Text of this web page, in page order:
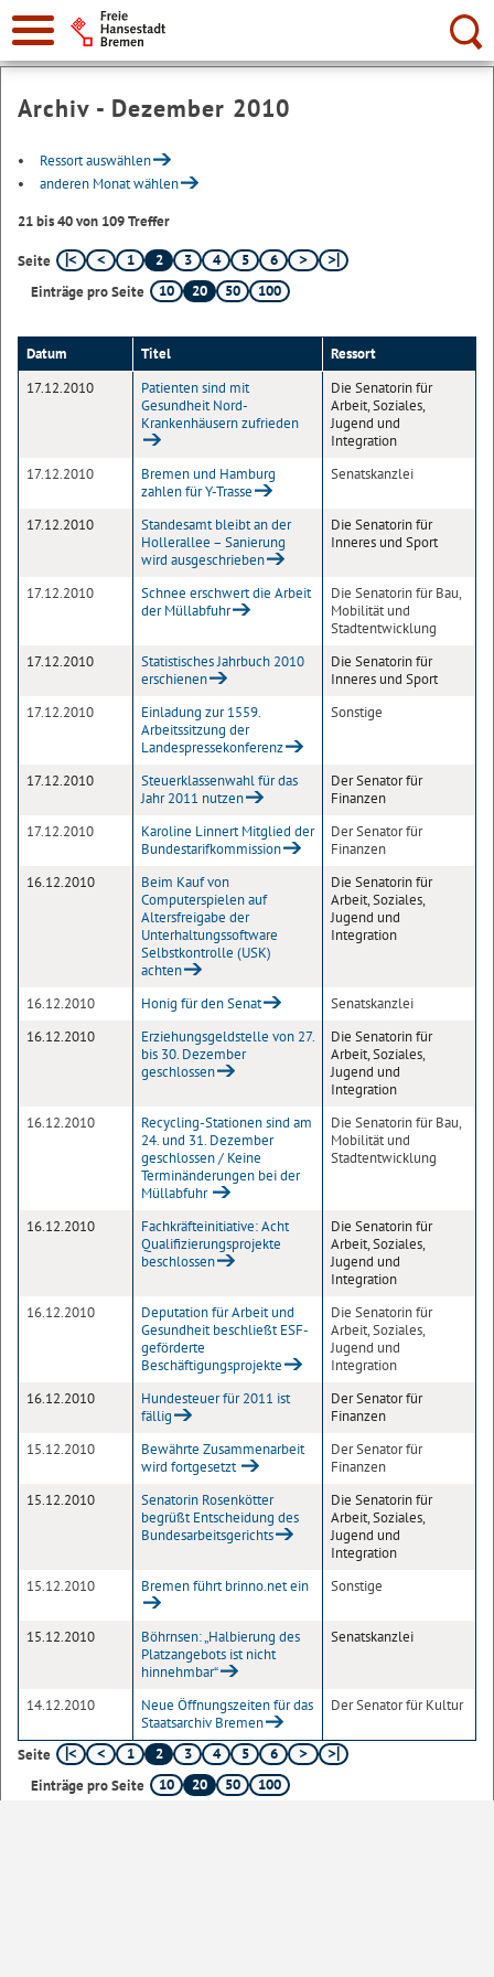
Suche:
Archiv - Dezember 2010
Ressort auswählen
anderen Monat wählen
21 bis 40 von 109 Treffer
Seite 1 2 3 4 5
6
Einträge pro Seite
10 20 50 100
Datum Titel
Ressort
17.12.2010
Patienten sind mit
Gesundheit Nord-
Krankenhäusern zufrieden
Die Senatorin für
Arbeit, Soziales,
Jugend und
Integration
17.12.2010
Bremen und Hamburg
zahlen für Y-Trasse
Senatskanzlei
17.12.2010
Standesamt bleibt an der
Hollerallee – Sanierung
wird ausgeschrieben
Die Senatorin für
Inneres und Sport
17.12.2010
Schnee erschwert die Arbeit
der Müllabfuhr
Die Senatorin für Bau,
Mobilität und
Stadtentwicklung
17.12.2010
Statistisches Jahrbuch 2010
erschienen
Die Senatorin für
Inneres und Sport
17.12.2010
Einladung zur 1559.
Arbeitssitzung der
Landespressekonferenz
Sonstige
17.12.2010
Steuerklassenwahl für das
Jahr 2011 nutzen
Der Senator für
Finanzen
17.12.2010
Karoline Linnert Mitglied der
Bundestarifkommission
Der Senator für
Finanzen
16.12.2010
Beim Kauf von
Computerspielen auf
Altersfreigabe der
Unterhaltungssoftware
Selbstkontrolle (USK)
achten
Die Senatorin für
Arbeit, Soziales,
Jugend und
Integration
16.12.2010 Honig für den Senat
Senatskanzlei
16.12.2010
Erziehungsgeldstelle von 27.
bis 30. Dezember
geschlossen
Die Senatorin für
Arbeit, Soziales,
Jugend und
Integration
16.12.2010
Recycling-Stationen sind am
24. und 31. Dezember
geschlossen / Keine
Terminänderungen bei der
Müllabfuhr
Die Senatorin für Bau,
Mobilität und
Stadtentwicklung
16.12.2010
Fachkräfteinitiative: Acht
Qualifizierungsprojekte
beschlossen
Die Senatorin für
Arbeit, Soziales,
Jugend und
Integration
16.12.2010
Deputation für Arbeit und
Gesundheit beschließt ESF-
geförderte
Beschäftigungsprojekte
Die Senatorin für
Arbeit, Soziales,
Jugend und
Integration
16.12.2010
Hundesteuer für 2011 ist
fällig
Der Senator für
Finanzen
15.12.2010
Bewährte Zusammenarbeit
wird fortgesetzt
Der Senator für
Finanzen
15.12.2010
Senatorin Rosenkötter
begrüßt Entscheidung des
Bundesarbeitsgerichts
Die Senatorin für
Arbeit, Soziales,
Jugend und
Integration
15.12.2010
Bremen führt brinno.net ein Sonstige
15.12.2010
Böhrnsen: „Halbierung des
Platzangebots ist nicht
hinnehmbar“
Senatskanzlei
14.12.2010
Neue Öffnungszeiten für das
Staatsarchiv Bremen
Der Senator für Kultur
Seite 1 2 3 4 5
6
Einträge pro Seite
10 20 50 100